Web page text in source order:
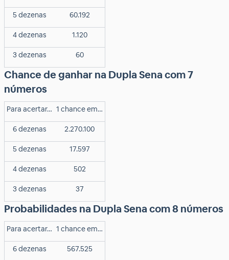
5 dezenas 60.192
4 dezenas 1.120
3 dezenas 60
Chance de ganhar na Dupla Sena com 7
números
Para acertar… 1 chance em…
6 dezenas 2.270.100
5 dezenas 17.597
4 dezenas 502
3 dezenas 37
Probabilidades na Dupla Sena com 8 números
Para acertar… 1 chance em…
6 dezenas 567.525